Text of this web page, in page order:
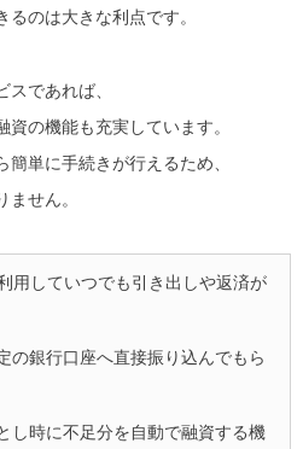
るのは大きな利点です。
であれば、
の機能も充実しています。
単に手続きが行えるため、
ません。
用していつでも引き出しや返済が
の銀行口座へ直接振り込んでもら
し時に不足分を自動で融資する機